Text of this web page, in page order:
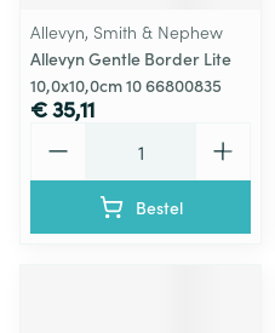
Allevyn, Smith & Nephew
Allevyn Gentle Border Lite
10,0x10,0cm 10 66800835
€ 35,11
Bestel